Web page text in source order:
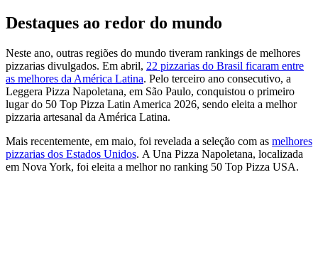
Destaques ao redor do mundo
Neste ano, outras regiões do mundo tiveram rankings de melhores
pizzarias divulgados. Em abril, 22 pizzarias do Brasil ficaram entre
as melhores da América Latina. Pelo terceiro ano consecutivo, a
Leggera Pizza Napoletana, em São Paulo, conquistou o primeiro
lugar do 50 Top Pizza Latin America 2026, sendo eleita a melhor
pizzaria artesanal da América Latina.
Mais recentemente, em maio, foi revelada a seleção com as melhores
pizzarias dos Estados Unidos. A Una Pizza Napoletana, localizada
em Nova York, foi eleita a melhor no ranking 50 Top Pizza USA.